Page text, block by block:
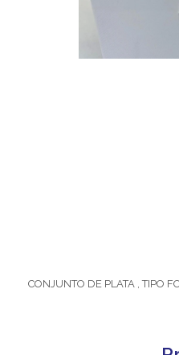
CONJUNTO DE PLATA , TIPO